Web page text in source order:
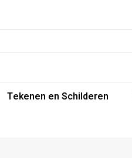
Tekenen en Schilderen